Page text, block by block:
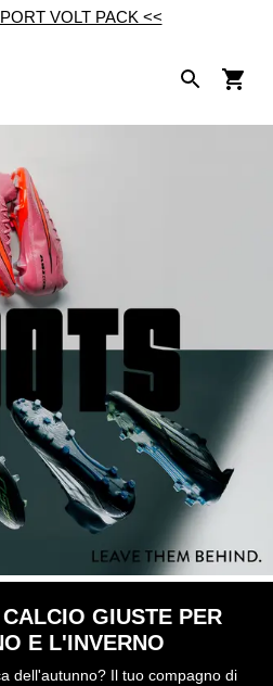
VOLT PACK <<
GIUSTE PER
E L'INVERNO
dell'autunno? Il tuo compagno di